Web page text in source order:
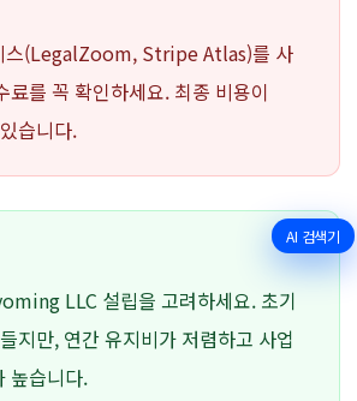
스(LegalZoom, Stripe Atlas)를 사
료를 꼭 확인하세요. 최종 비용이
습니다.
LLC 설립을 고려하세요. 초기
지만, 연간 유지비가 저렴하고 사업
높습니다.
AI 검색기